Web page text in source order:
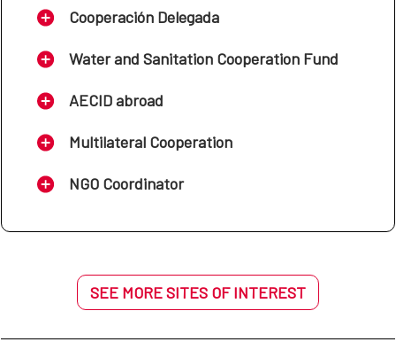
ciudades de Sucre, Oruro y Trinidad.
Cooperación Delegada
Water and Sanitation Cooperation Fund
AECID abroad
Multilateral Cooperation
NGO Coordinator
SEE MORE SITES OF INTEREST